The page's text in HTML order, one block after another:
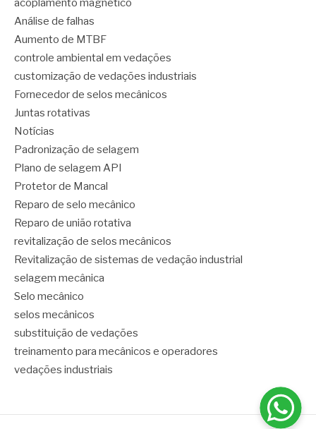
acoplamento magnético
Análise de falhas
Aumento de MTBF
controle ambiental em vedações
customização de vedações industriais
Fornecedor de selos mecânicos
Juntas rotativas
Notícias
Padronização de selagem
Plano de selagem API
Protetor de Mancal
Reparo de selo mecânico
Reparo de união rotativa
revitalização de selos mecânicos
Revitalização de sistemas de vedação industrial
selagem mecânica
Selo mecânico
selos mecânicos
substituição de vedações
treinamento para mecânicos e operadores
vedações industriais